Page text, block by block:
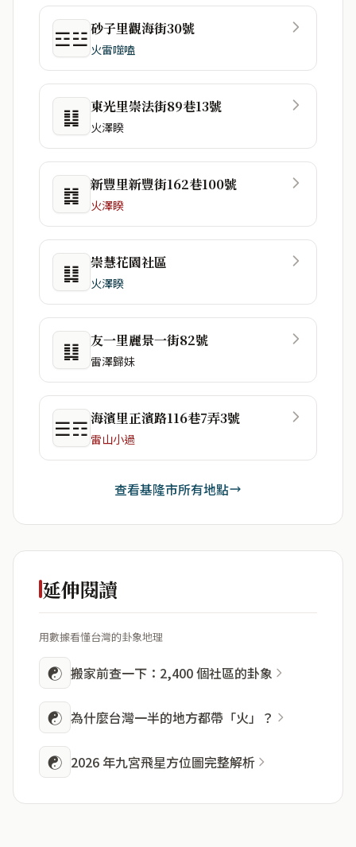
☲☳砂子里觀海街30號
火雷噬嗑
䷆ 東光里崇法街89巷13號
火澤睽
䷜ 新豐里新豐街162巷100號
火澤睽
䷆ 崇慧花園社區
火澤睽
䷆ 友一里麗景一街82號
雷澤歸妹
☰☶海濱里正濱路116巷7弄3號
雷山小過
查看基隆市所有地點
延伸閱讀
用數據看懂台灣的卦象地理
☯ 搬家前查一下：2,400 個社區的卦象
☯ 為什麼台灣一半的地方都帶「火」？
☯ 2026 年九宮飛星方位圖完整解析